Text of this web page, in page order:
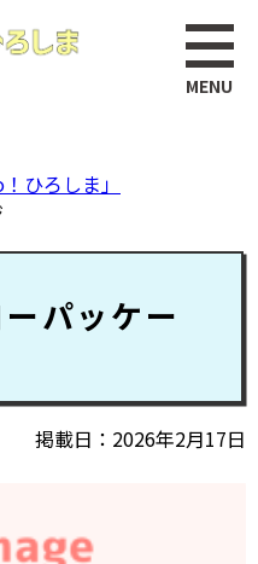
ひろしま」
パッケー
掲載日 2026年2月17日